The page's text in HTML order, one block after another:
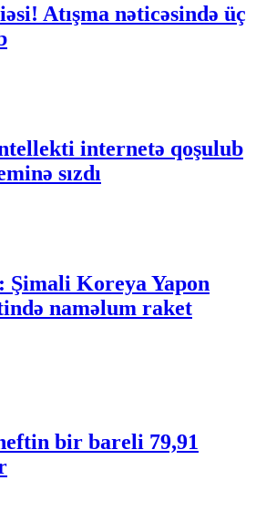
Atışma nəticəsində üç
internetə qoşulub
sızdı
Şimali Koreya Yapon
naməlum raket
bir bareli 79,91